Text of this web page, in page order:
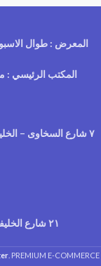
المكتب الرئيسي : من
٢١ شارع الخليفة المأمون – مكتب ١٠٣ – الدور الأول بجوار معامل الفا
. PREMIUM E-COMMERCE